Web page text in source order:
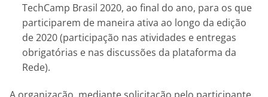
TechCamp Brasil 2020, ao final do ano, para os que
participarem de maneira ativa ao longo da edição
de 2020 (participação nas atividades e entregas
obrigatórias e nas discussões da plataforma da
Rede).